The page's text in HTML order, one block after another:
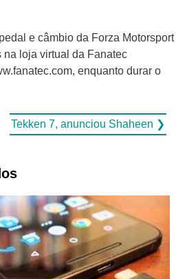
e câmbio da Forza Motorsport
loja virtual da Fanatec
enquanto durar o
Tekken 7, anunciou Shaheen ❯